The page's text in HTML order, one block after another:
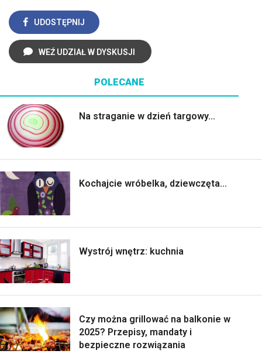
UDOSTĘPNIJ
WEŹ UDZIAŁ W DYSKUSJI
POLECANE
Na straganie w dzień targowy...
Kochajcie wróbelka, dziewczęta...
Wystrój wnętrz: kuchnia
Czy można grillować na balkonie w
2025? Przepisy, mandaty i
bezpieczne rozwiązania